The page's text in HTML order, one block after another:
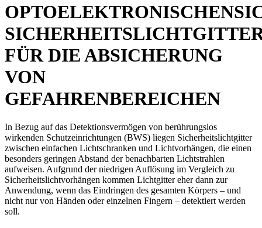
FÜR DIE ABSICHERUNG
VON
GEFAHRENBEREICHEN
In Bezug auf das Detektionsvermögen von berührungslos
wirkenden Schutzeinrichtungen (BWS) liegen Sicherheitslichtgitter
zwischen einfachen Lichtschranken und Lichtvorhängen, die einen
besonders geringen Abstand der benachbarten Lichtstrahlen
aufweisen. Aufgrund der niedrigen Auflösung im Vergleich zu
Sicherheitslichtvorhängen kommen Lichtgitter eher dann zur
Anwendung, wenn das Eindringen des gesamten Körpers – und
nicht nur von Händen oder einzelnen Fingern – detektiert werden
soll.